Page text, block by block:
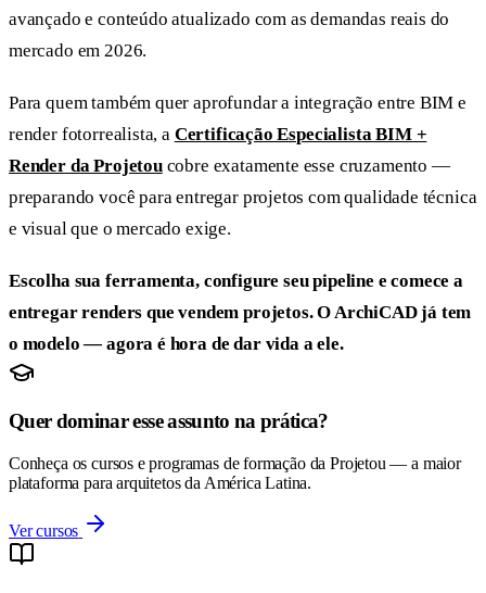
avançado e conteúdo atualizado com as demandas reais do
mercado em 2026.
Para quem também quer aprofundar a integração entre BIM e
render fotorrealista, a Certificação Especialista BIM +
Render da Projetoucobre exatamente esse cruzamento —
preparando você para entregar projetos com qualidade técnica
e visual que o mercado exige.
Escolha sua ferramenta, configure seu pipeline e comece a
entregar renders que vendem projetos. O ArchiCAD já tem
o modelo — agora é hora de dar vida a ele.
Quer dominar esse assunto na prática?
Conheça os cursos e programas de formação da Projetou — a maior
plataforma para arquitetos da América Latina.
Ver cursos